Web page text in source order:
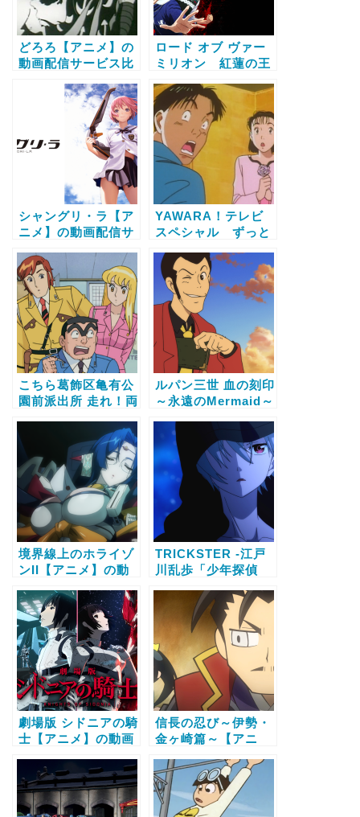
どろろ【アニメ】の
動画配信サービス比
する方法
ロード オブ ヴァー
ミリオン 紅蓮の王
信サービス比較と無
料で全話視聴する方
法
シャングリ・ラ【ア
ニメ】の動画配信サ
全話視聴する方法
YAWARA！テレビ
スペシャル ずっと
メ】の動画配信サー
ビス比較と無料で全
話視聴する方法
こちら葛飾区亀有公
園前派出所 走れ！両
思い出の大次郎号～
【アニメ】の動画配
信サービス比較と無
料で全話視聴する方
法
ルパン三世 血の刻印
～永遠のMermaid～
信サービス比較と無
料で全話視聴する方
法
境界線上のホライゾ
ンII【アニメ】の動
と無料で全話視聴す
る方法
TRICKSTER -江戸
川乱歩「少年探偵
の動画配信サービス
比較と無料で全話視
聴する方法
劇場版 シドニアの騎
士【アニメ】の動画
無料で全話視聴する
方法
信長の忍び～伊勢・
金ヶ崎篇～【アニ
ビス比較と無料で全
話視聴する方法